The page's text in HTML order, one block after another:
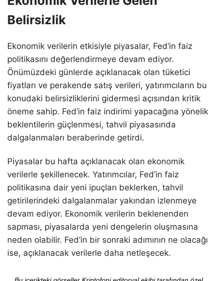
Belirsizlik
Ekonomik verilerin etkisiyle piyasalar, Fed’in faiz
politikasını değerlendirmeye devam ediyor.
Önümüzdeki günlerde açıklanacak olan tüketici
fiyatları ve perakende satış verileri, yatırımcıların bu
konudaki belirsizliklerini gidermesi açısından kritik
öneme sahip. Fed’in faiz indirimi yapacağına yönelik
beklentilerin güçlenmesi, tahvil piyasasında
dalgalanmaları beraberinde getirdi.
Piyasalar bu hafta açıklanacak olan ekonomik
verilerle şekillenecek. Yatırımcılar, Fed’in faiz
politikasına dair yeni ipuçları beklerken, tahvil
getirilerindeki dalgalanmalar yakından izlenmeye
devam ediyor. Ekonomik verilerin beklenenden
sapması, piyasalarda yeni dengelerin oluşmasına
neden olabilir. Fed’in bir sonraki adımının ne olacağı
ise, açıklanacak verilerle daha netleşecek.